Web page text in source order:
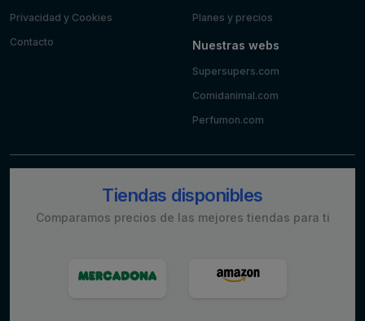
Privacidad y Cookies
Contacto
Planes y precios
Nuestras webs
Supersupers.com
Comidanimal.com
Perfumon.com
Tiendas disponibles
Comparamos precios de las mejores tiendas para ti